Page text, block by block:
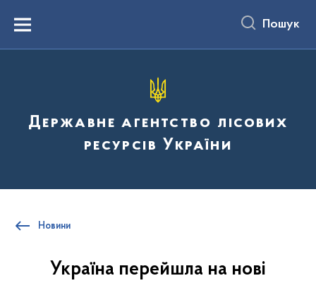
вмістуMenu Пошук
Державне агентство лісових
ресурсів України
Новини
Україна перейшла на нові